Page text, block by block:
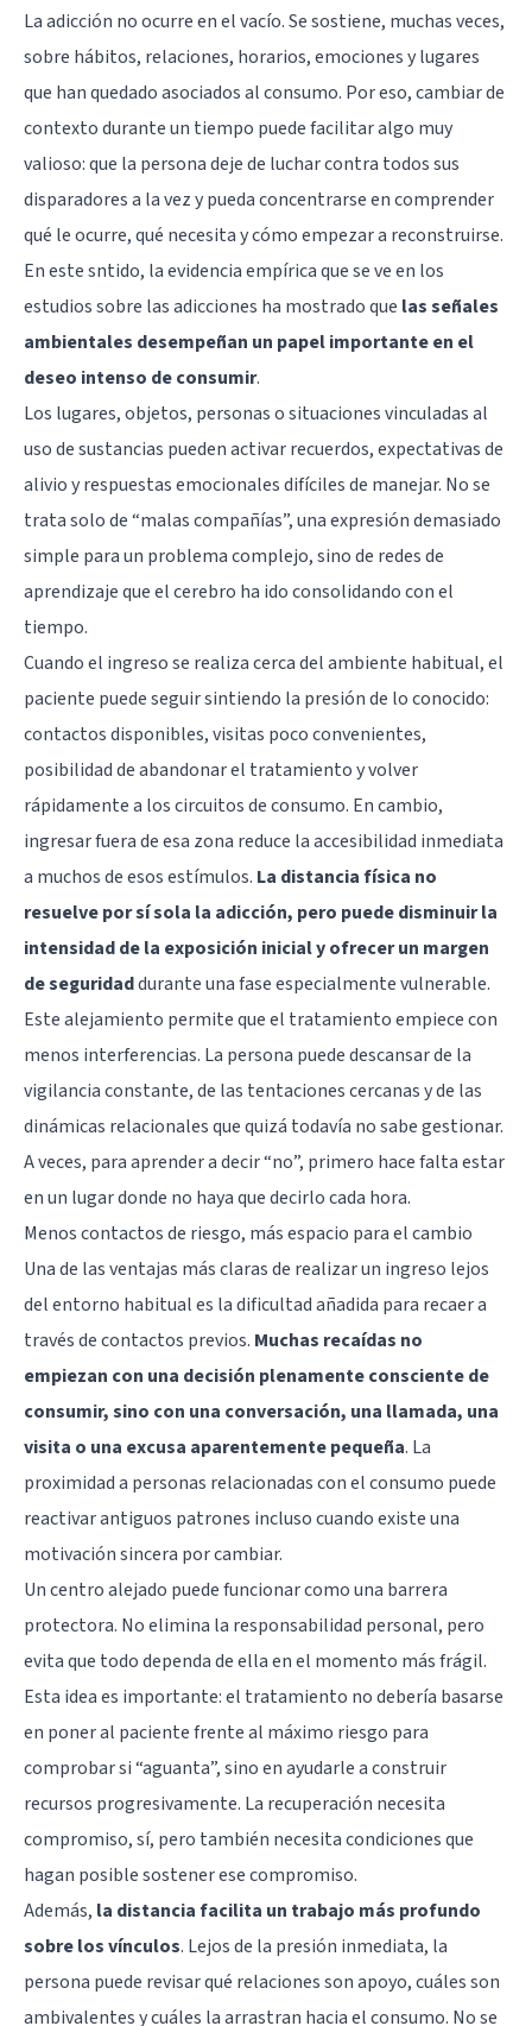
La adicción no ocurre en el vacío. Se sostiene, muchas veces,
sobre hábitos, relaciones, horarios, emociones y lugares
que han quedado asociados al consumo. Por eso, cambiar de
contexto durante un tiempo puede facilitar algo muy
valioso: que la persona deje de luchar contra todos sus
disparadores a la vez y pueda concentrarse en comprender
qué le ocurre, qué necesita y cómo empezar a reconstruirse.
En este sntido, la evidencia empírica que se ve en los
estudios sobre las adicciones ha mostrado que las señales
ambientales desempeñan un papel importante en el
deseo intenso de consumir.
Los lugares, objetos, personas o situaciones vinculadas al
uso de sustancias pueden activar recuerdos, expectativas de
alivio y respuestas emocionales difíciles de manejar. No se
trata solo de “malas compañías”, una expresión demasiado
simple para un problema complejo, sino de redes de
aprendizaje que el cerebro ha ido consolidando con el
tiempo.
Cuando el ingreso se realiza cerca del ambiente habitual, el
paciente puede seguir sintiendo la presión de lo conocido:
contactos disponibles, visitas poco convenientes,
posibilidad de abandonar el tratamiento y volver
rápidamente a los circuitos de consumo. En cambio,
ingresar fuera de esa zona reduce la accesibilidad inmediata
a muchos de esos estímulos. La distancia física no
resuelve por sí sola la adicción, pero puede disminuir la
intensidad de la exposición inicial y ofrecer un margen
de seguridaddurante una fase especialmente vulnerable.
Este alejamiento permite que el tratamiento empiece con
menos interferencias. La persona puede descansar de la
vigilancia constante, de las tentaciones cercanas y de las
dinámicas relacionales que quizá todavía no sabe gestionar.
A veces, para aprender a decir “no”, primero hace falta estar
en un lugar donde no haya que decirlo cada hora.
Menos contactos de riesgo, más espacio para el cambio
Una de las ventajas más claras de realizar un ingreso lejos
del entorno habitual es la dificultad añadida para recaer a
través de contactos previos. Muchas recaídas no
empiezan con una decisión plenamente consciente de
consumir, sino con una conversación, una llamada, una
visita o una excusa aparentemente pequeña. La
proximidad a personas relacionadas con el consumo puede
reactivar antiguos patrones incluso cuando existe una
motivación sincera por cambiar.
Un centro alejado puede funcionar como una barrera
protectora. No elimina la responsabilidad personal, pero
evita que todo dependa de ella en el momento más frágil.
Esta idea es importante: el tratamiento no debería basarse
en poner al paciente frente al máximo riesgo para
comprobar si “aguanta”, sino en ayudarle a construir
recursos progresivamente. La recuperación necesita
compromiso, sí, pero también necesita condiciones que
hagan posible sostener ese compromiso.
Además, la distancia facilita un trabajo más profundo
sobre los vínculos. Lejos de la presión inmediata, la
persona puede revisar qué relaciones son apoyo, cuáles son
ambivalentes y cuáles la arrastran hacia el consumo. No se